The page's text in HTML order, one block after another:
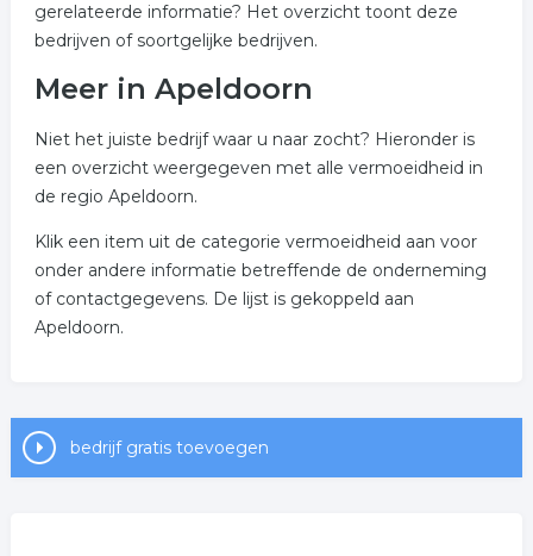
gerelateerde informatie? Het overzicht toont deze
bedrijven of soortgelijke bedrijven.
Meer in Apeldoorn
Niet het juiste bedrijf waar u naar zocht? Hieronder is
een overzicht weergegeven met alle vermoeidheid in
de regio Apeldoorn.
Klik een item uit de categorie vermoeidheid aan voor
onder andere informatie betreffende de onderneming
of contactgegevens. De lijst is gekoppeld aan
Apeldoorn.
bedrijf gratis toevoegen